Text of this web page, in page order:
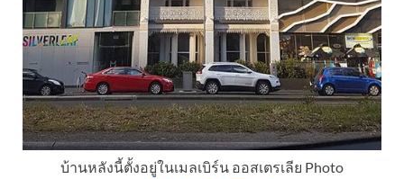
บ้านหลังนี้ตั้งอยู่ในเมลเบิร์น ออสเตรเลีย Photo